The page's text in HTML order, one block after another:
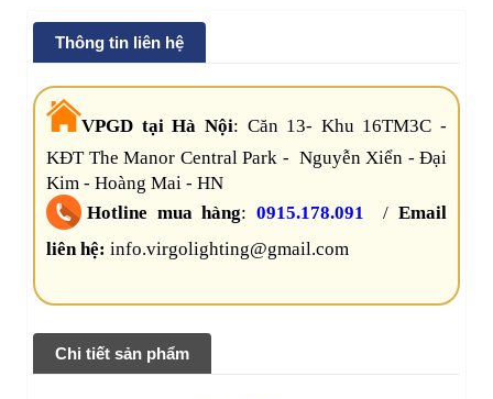
Thông tin liên hệ
VPGD tại Hà Nội: Căn 13- Khu 16TM3C -
KĐT The Manor Central Park - Nguyễn Xiển - Đại
Kim - Hoàng Mai - HN
Hotline mua hàng:0915.178.091 /Email
liên hệ: info.virgolighting@gmail.com
Chi tiết sản phẩm